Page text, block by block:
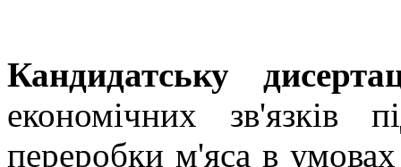
Кандидатську
економічних зв'язків
переробки м'яса в